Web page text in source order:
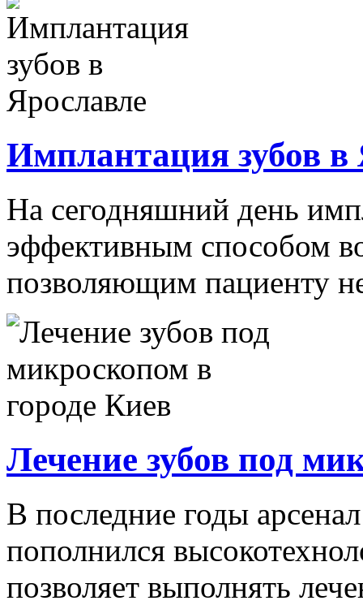
Имплантация зубов в
На сегодняшний день
эффективным способом
позволяющим пациенту
Лечение зубов под
В последние годы
пополнился
позволяет выполнять